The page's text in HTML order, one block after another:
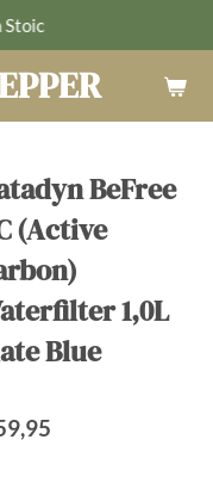
Stoic
BeFree
(Active
1,0L
Blue